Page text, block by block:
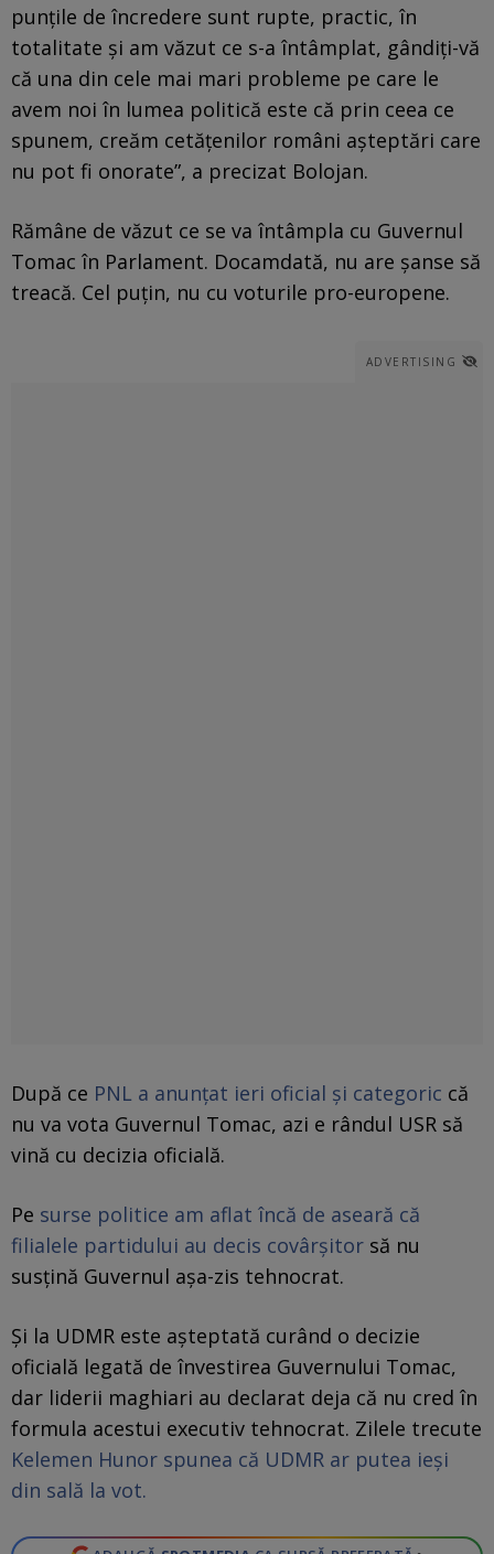
punțile de încredere sunt rupte, practic, în
totalitate și am văzut ce s-a întâmplat, gândiți-vă
că una din cele mai mari probleme pe care le
avem noi în lumea politică este că prin ceea ce
spunem, creăm cetățenilor români așteptări care
nu pot fi onorate”, a precizat Bolojan.
Rămâne de văzut ce se va întâmpla cu Guvernul
Tomac în Parlament. Docamdată, nu are şanse să
treacă. Cel puțin, nu cu voturile pro-europene.
ADVERTISING
După ce PNL a anunţat ieri oficial şi categoric că
nu va vota Guvernul Tomac, azi e rândul USR să
vină cu decizia oficială.
Pe surse politice am aflat încă de aseară că
filialele partidului au decis covârşitor să nu
susţină Guvernul aşa-zis tehnocrat.
Şi la UDMR este aşteptată curând o decizie
oficială legată de învestirea Guvernului Tomac,
dar liderii maghiari au declarat deja că nu cred în
formula acestui executiv tehnocrat. Zilele trecute
Kelemen Hunor spunea că UDMR ar putea ieși
din sală la vot.